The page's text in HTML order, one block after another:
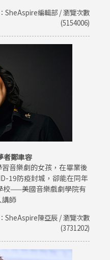
SheAspire編輯部 / 瀏覽次數
(5154006)
者鄭聿容
音樂劇的女孩，在畢業後
19防疫封城，卻能在同年
校——美國音樂戲劇學院有
講師
SheAspire陳亞辰 / 瀏覽次數
(3731202)